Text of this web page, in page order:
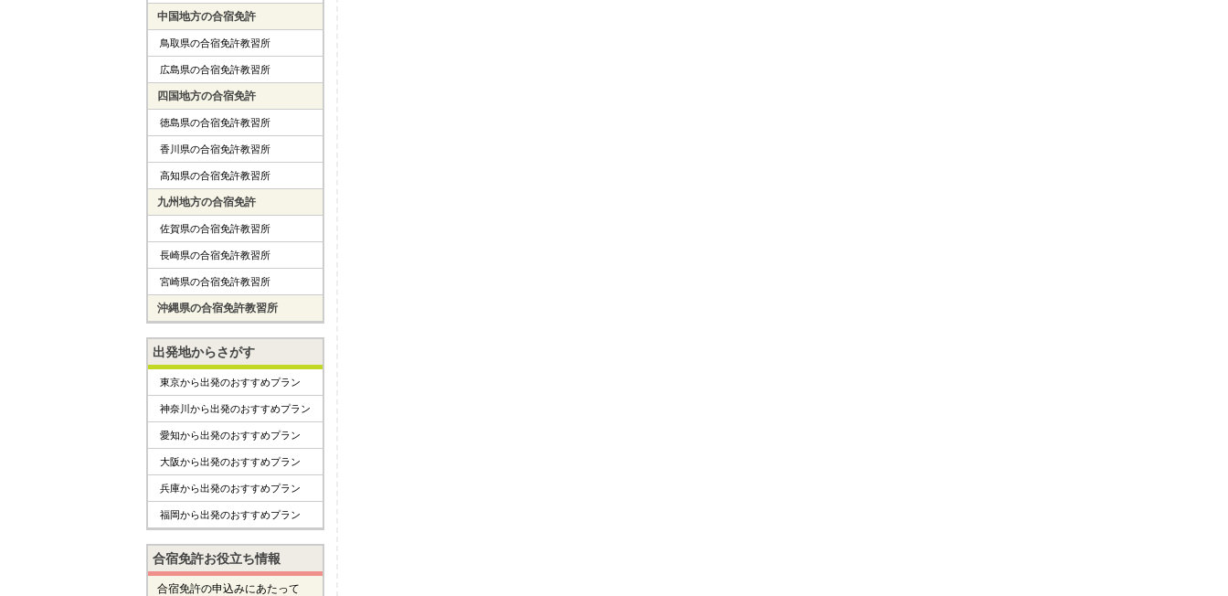
中国地方の合宿免許
鳥取県の合宿免許教習所
広島県の合宿免許教習所
四国地方の合宿免許
徳島県の合宿免許教習所
香川県の合宿免許教習所
高知県の合宿免許教習所
九州地方の合宿免許
佐賀県の合宿免許教習所
長崎県の合宿免許教習所
宮崎県の合宿免許教習所
沖縄県の合宿免許教習所
出発地からさがす
東京から出発のおすすめプラン
神奈川から出発のおすすめプラン
愛知から出発のおすすめプラン
大阪から出発のおすすめプラン
兵庫から出発のおすすめプラン
福岡から出発のおすすめプラン
合宿免許お役立ち情報
合宿免許の申込みにあたって